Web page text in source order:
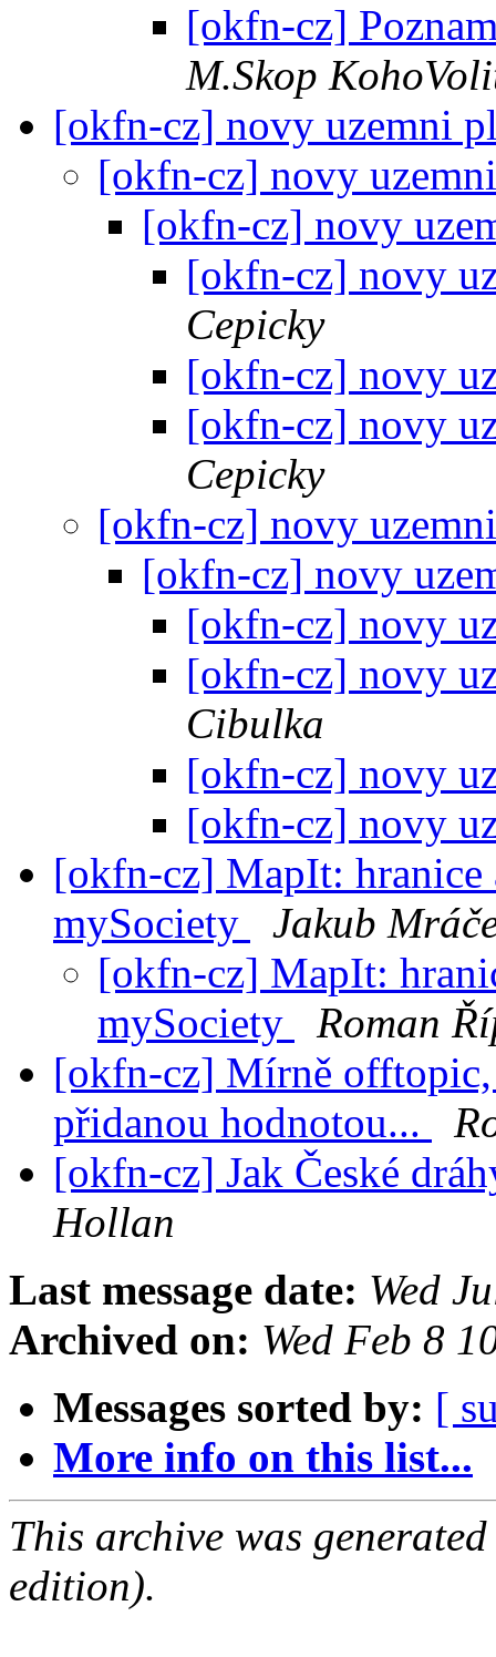
[okfn-cz]
M.Skop
[okfn-cz] novy uzemni
[okfn-cz] novy
[okfn-cz] novy
[okfn-cz] novy
Cepicky
[okfn-cz] novy
[okfn-cz] novy
Cepicky
[okfn-cz] novy
[okfn-cz] novy
[okfn-cz] novy
[okfn-cz] novy
Cibulka
[okfn-cz] novy
[okfn-cz] novy
[okfn-cz] MapIt:
mySociety
Jakub
[okfn-cz] MapIt:
mySociety
Roman
[okfn-cz] Mírně offtopic,
přidanou hodnotou...
[okfn-cz] Jak České
Hollan
Last message date: Wed
Archived on: Wed Feb 8
Messages sorted by: [
More info on this list...
This archive was
edition).